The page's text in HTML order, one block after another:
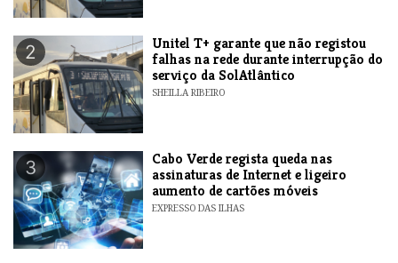
2
Unitel T+ garante que não registou
falhas na rede durante interrupção do
serviço da SolAtlântico
SHEILLA RIBEIRO
3
Cabo Verde regista queda nas
assinaturas de Internet e ligeiro
aumento de cartões móveis
EXPRESSO DAS ILHAS